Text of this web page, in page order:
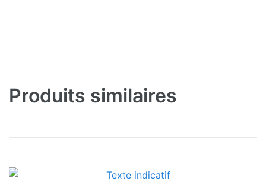
Produits similaires